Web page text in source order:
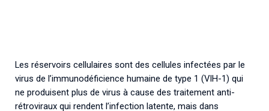
Les réservoirs cellulaires sont des cellules infectées par le
virus de l’immunodéficience humaine de type 1 (VIH-1) qui
ne produisent plus de virus à cause des traitement anti-
rétroviraux qui rendent l’infection latente, mais dans